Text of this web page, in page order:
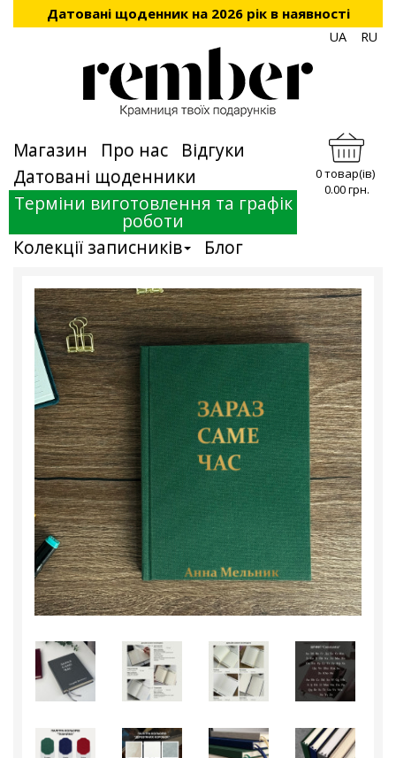
Датовані щоденник на 2026 рік в наявності
UA RU
Магазин Про нас
Відгуки
Датовані щоденники
Терміни виготовлення та графік
роботи
Колекції записників
Блог
0 товар(ів)
0.00 грн.